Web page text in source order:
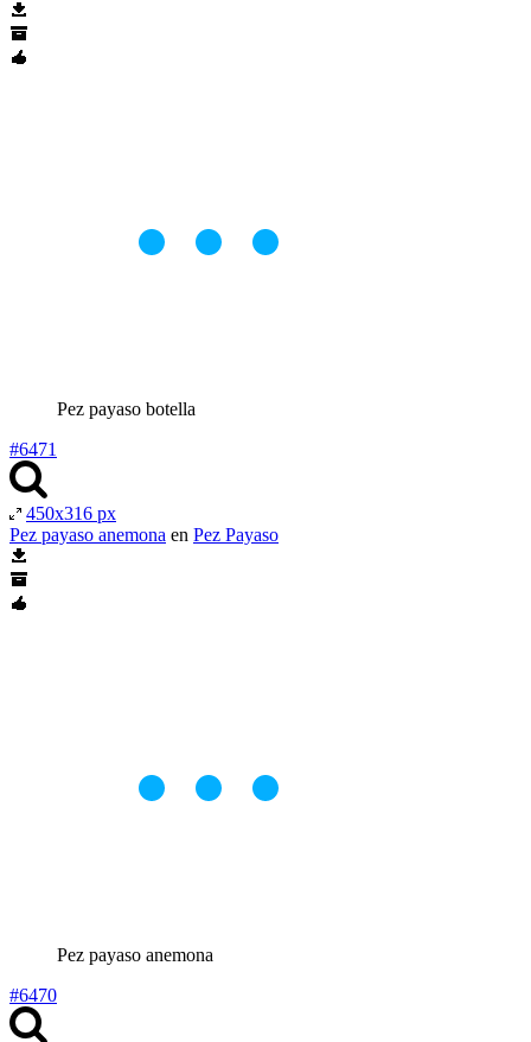
Pez payaso botella
#6471
450x316 px
Pez payaso anemona en Pez Payaso
Pez payaso anemona
#6470